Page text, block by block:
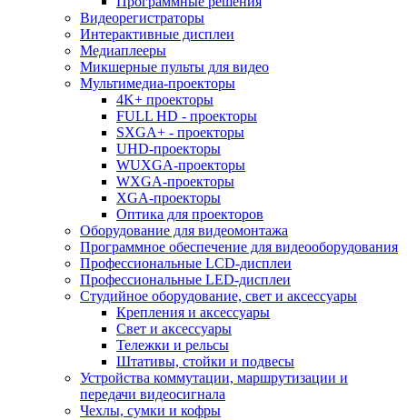
Видеорегистраторы
Интерактивные дисплеи
Медиаплееры
Микшерные пульты для видео
Мультимедиа-проекторы
4K+ проекторы
FULL HD - проекторы
SXGA+ - проекторы
UHD-проекторы
WUXGA-проекторы
WXGA-проекторы
XGA-проекторы
Оптика для проекторов
Оборудование для видеомонтажа
Программное обеспечение для видеооборудования
Профессиональные LCD-дисплеи
Профессиональные LED-дисплеи
Студийное оборудование, свет и аксессуары
Крепления и аксессуары
Свет и аксессуары
Тележки и рельсы
Штативы, стойки и подвесы
Устройства коммутации, маршрутизации и
передачи видеосигнала
Чехлы, сумки и кофры